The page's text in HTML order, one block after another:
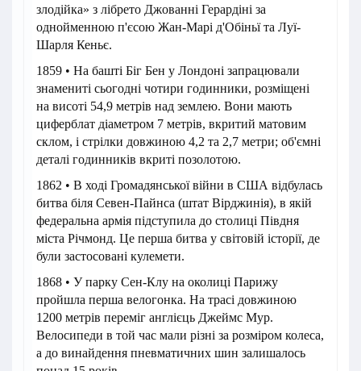
злодійка» з лібрето Джованні Герардіні за
однойменною п'єсою Жан-Марі д'Обіньї та Луї-
Шарля Кеньє.
1859 • На башті Біг Бен у Лондоні запрацювали
знамениті сьогодні чотири годинники, розміщені
на висоті 54,9 метрів над землею. Вони мають
циферблат діаметром 7 метрів, вкритий матовим
склом, і стрілки довжиною 4,2 та 2,7 метри; об'ємні
деталі годинників вкриті позолотою.
1862 • В ході Громадянської війни в США відбулась
битва біля Севен-Пайнса (штат Вірджинія), в якій
федеральна армія підступила до столиці Півдня
міста Річмонд. Це перша битва у світовій історії, де
були застосовані кулемети.
1868 • У парку Сен-Клу на околиці Парижу
пройшла перша велогонка. На трасі довжиною
1200 метрів переміг англієць Джеймс Мур.
Велосипеди в той час мали різні за розміром колеса,
а до винайдення пневматичних шин залишалось